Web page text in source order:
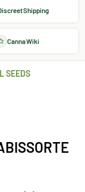
Shipping
Canna Wiki
SEEDS